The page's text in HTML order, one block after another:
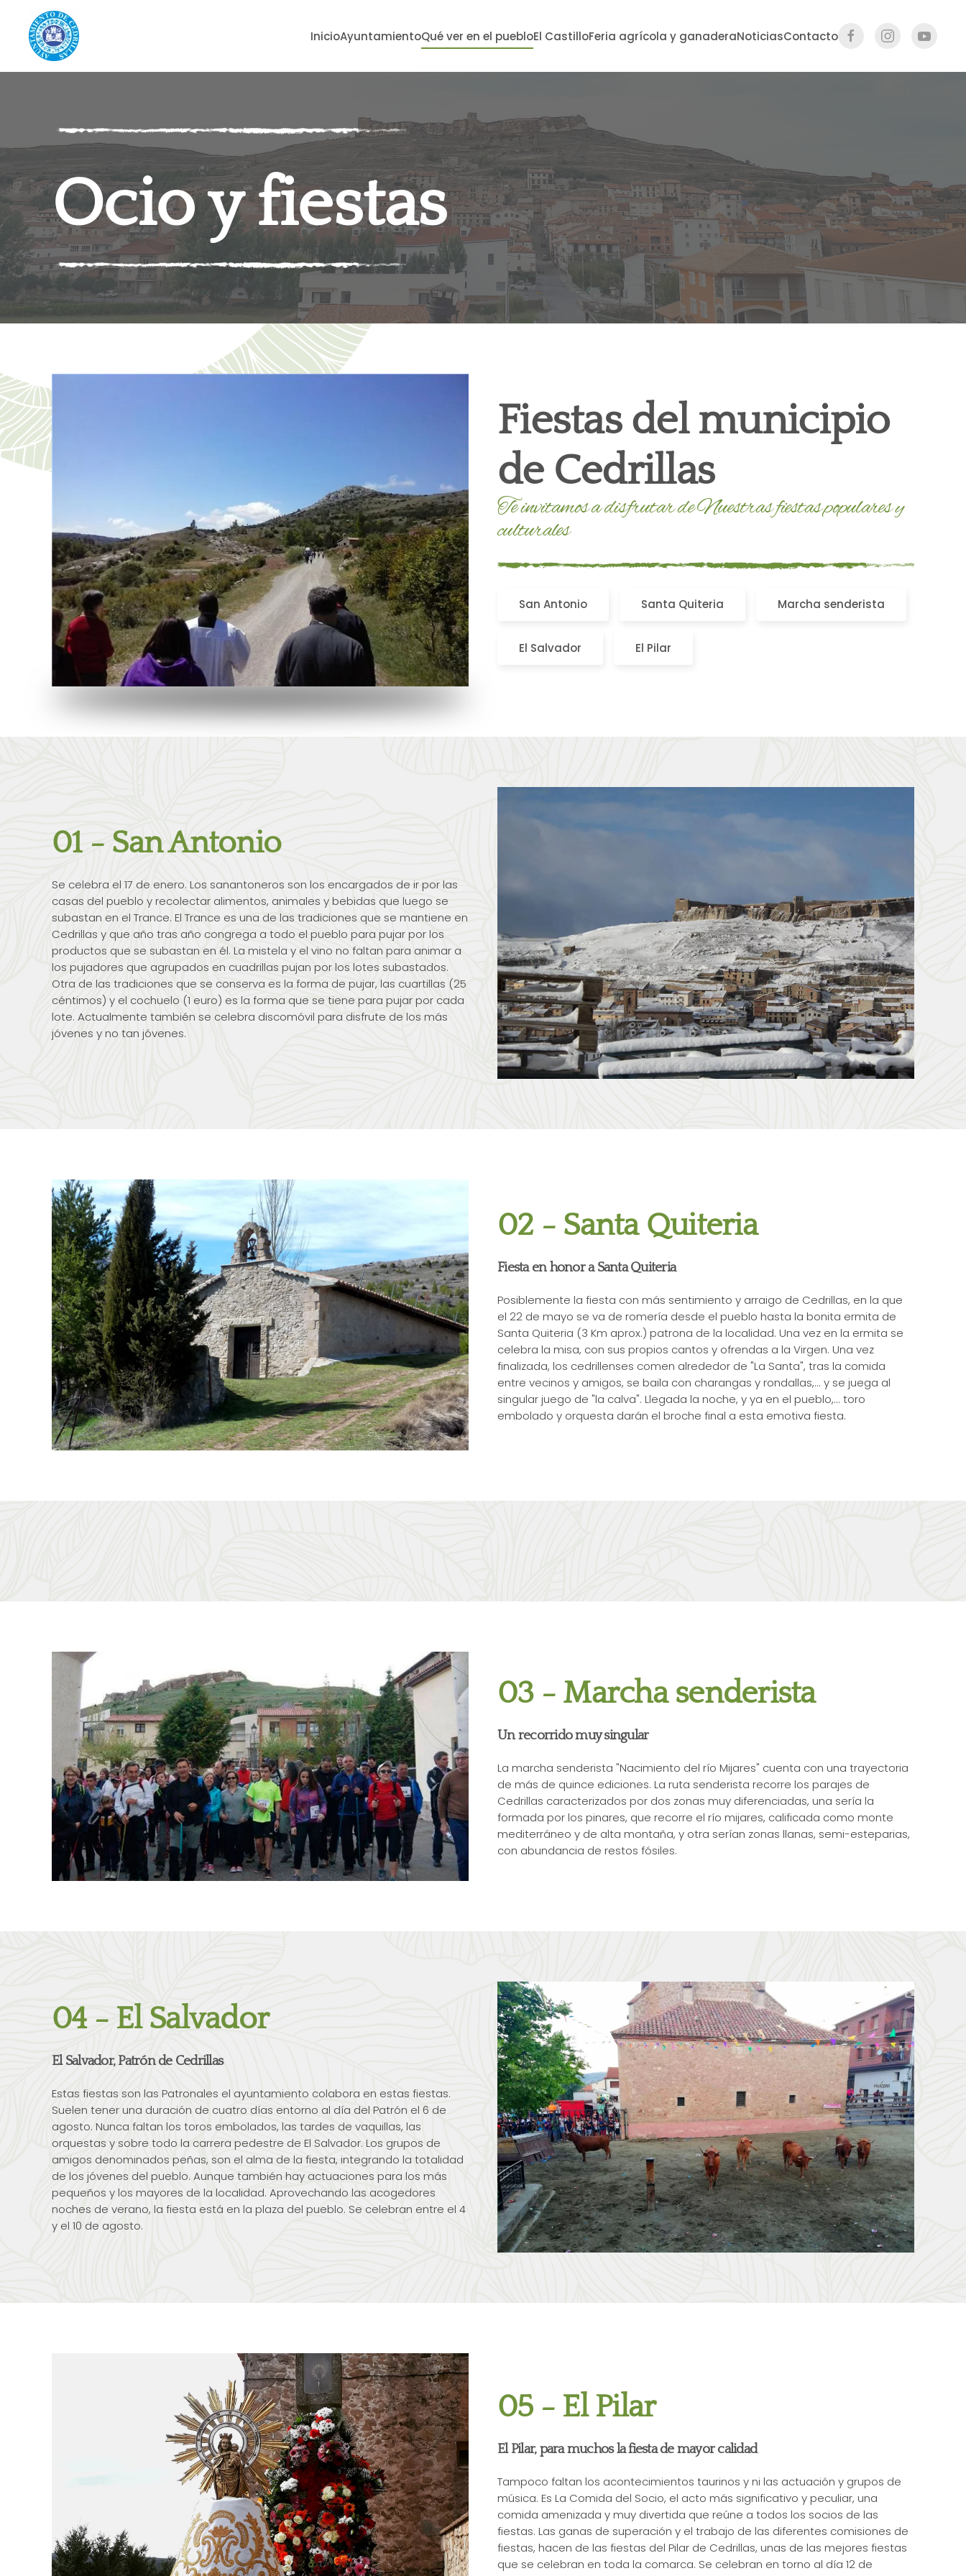
Skip to main content InicioAyuntamientoQué ver en el puebloEl CastilloFeria agrícola y ganaderaNoticiasContacto
Ocio y fiestas
Fiestas del municipio
de Cedrillas
Te invitamos a disfrutar de Nuestras fiestas populares y
culturales
San Antonio Santa Quiteria Marcha senderista
El Salvador El Pilar
01 - San Antonio
Se celebra el 17 de enero. Los sanantoneros son los encargados de ir por las
casas del pueblo y recolectar alimentos, animales y bebidas que luego se
subastan en el Trance. El Trance es una de las tradiciones que se mantiene en
Cedrillas y que año tras año congrega a todo el pueblo para pujar por los
productos que se subastan en él. La mistela y el vino no faltan para animar a
los pujadores que agrupados en cuadrillas pujan por los lotes subastados.
Otra de las tradiciones que se conserva es la forma de pujar, las cuartillas (25
céntimos) y el cochuelo (1 euro) es la forma que se tiene para pujar por cada
lote. Actualmente también se celebra discomóvil para disfrute de los más
jóvenes y no tan jóvenes.
02 - Santa Quiteria
Fiesta en honor a Santa Quiteria
Posiblemente la fiesta con más sentimiento y arraigo de Cedrillas, en la que
el 22 de mayo se va de romería desde el pueblo hasta la bonita ermita de
Santa Quiteria (3 Km aprox.) patrona de la localidad. Una vez en la ermita se
celebra la misa, con sus propios cantos y ofrendas a la Virgen. Una vez
finalizada, los cedrillenses comen alrededor de "La Santa", tras la comida
entre vecinos y amigos, se baila con charangas y rondallas,... y se juega al
singular juego de "la calva". Llegada la noche, y ya en el pueblo,... toro
embolado y orquesta darán el broche final a esta emotiva fiesta.
03 - Marcha senderista
Un recorrido muy singular
La marcha senderista "Nacimiento del río Mijares" cuenta con una trayectoria
de más de quince ediciones. La ruta senderista recorre los parajes de
Cedrillas caracterizados por dos zonas muy diferenciadas, una sería la
formada por los pinares, que recorre el río mijares, calificada como monte
mediterráneo y de alta montaña, y otra serían zonas llanas, semi-esteparias,
con abundancia de restos fósiles.
04 - El Salvador
El Salvador, Patrón de Cedrillas
Estas fiestas son las Patronales el ayuntamiento colabora en estas fiestas.
Suelen tener una duración de cuatro días entorno al día del Patrón el 6 de
agosto. Nunca faltan los toros embolados, las tardes de vaquillas, las
orquestas y sobre todo la carrera pedestre de El Salvador. Los grupos de
amigos denominados peñas, son el alma de la fiesta, integrando la totalidad
de los jóvenes del pueblo. Aunque también hay actuaciones para los más
pequeños y los mayores de la localidad. Aprovechando las acogedores
noches de verano, la fiesta está en la plaza del pueblo. Se celebran entre el 4
y el 10 de agosto.
05 - El Pilar
El Pilar, para muchos la fiesta de mayor calidad
Tampoco faltan los acontecimientos taurinos y ni las actuación y grupos de
música. Es La Comida del Socio, el acto más significativo y peculiar, una
comida amenizada y muy divertida que reúne a todos los socios de las
fiestas. Las ganas de superación y el trabajo de las diferentes comisiones de
fiestas, hacen de las fiestas del Pilar de Cedrillas, unas de las mejores fiestas
que se celebran en toda la comarca. Se celebran en torno al día 12 de